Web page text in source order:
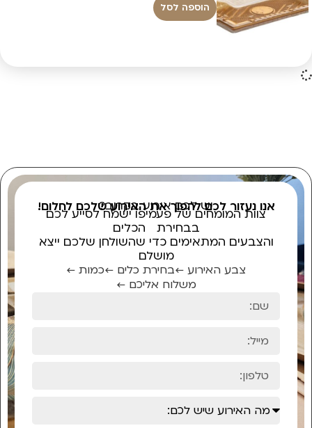
הוספה לסל
יש לכם אירוע בקרוב?
אנו נעזור לכם להפוך את האירוע שלכם לחלום!
צוות המומחים של פעמיפו ישמח לסייע לכם
בבחירת הכלים
והצבעים המתאימים כדי שהשולחן שלכם ייצא
מושלם
צבע האירוע ←בחירת כלים ←כמות ←
משלוח אליכם ←